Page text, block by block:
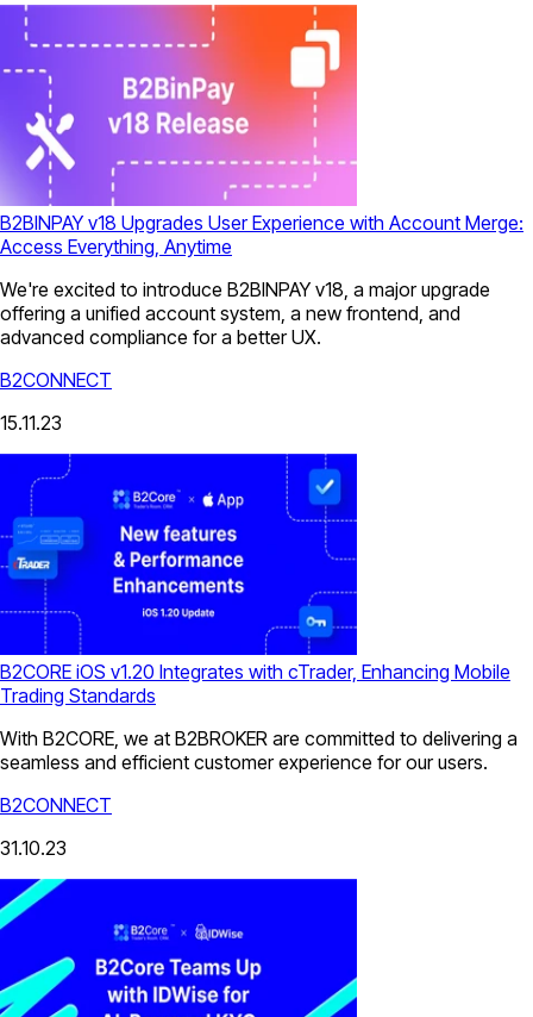
B2BINPAY v18 Upgrades User Experience with Account Merge:
Access Everything, Anytime
We're excited to introduce B2BINPAY v18, a major upgrade
offering a unified account system, a new frontend, and
advanced compliance for a better UX.
B2CONNECT
15.11.23
B2CORE iOS v1.20 Integrates with cTrader, Enhancing Mobile
Trading Standards
With B2CORE, we at B2BROKER are committed to delivering a
seamless and efficient customer experience for our users.
B2CONNECT
31.10.23